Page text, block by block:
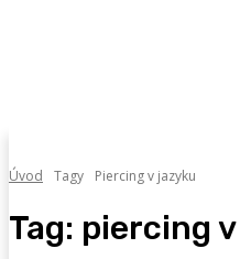
Úvod Tagy Piercing v jazyku
Tag: piercing